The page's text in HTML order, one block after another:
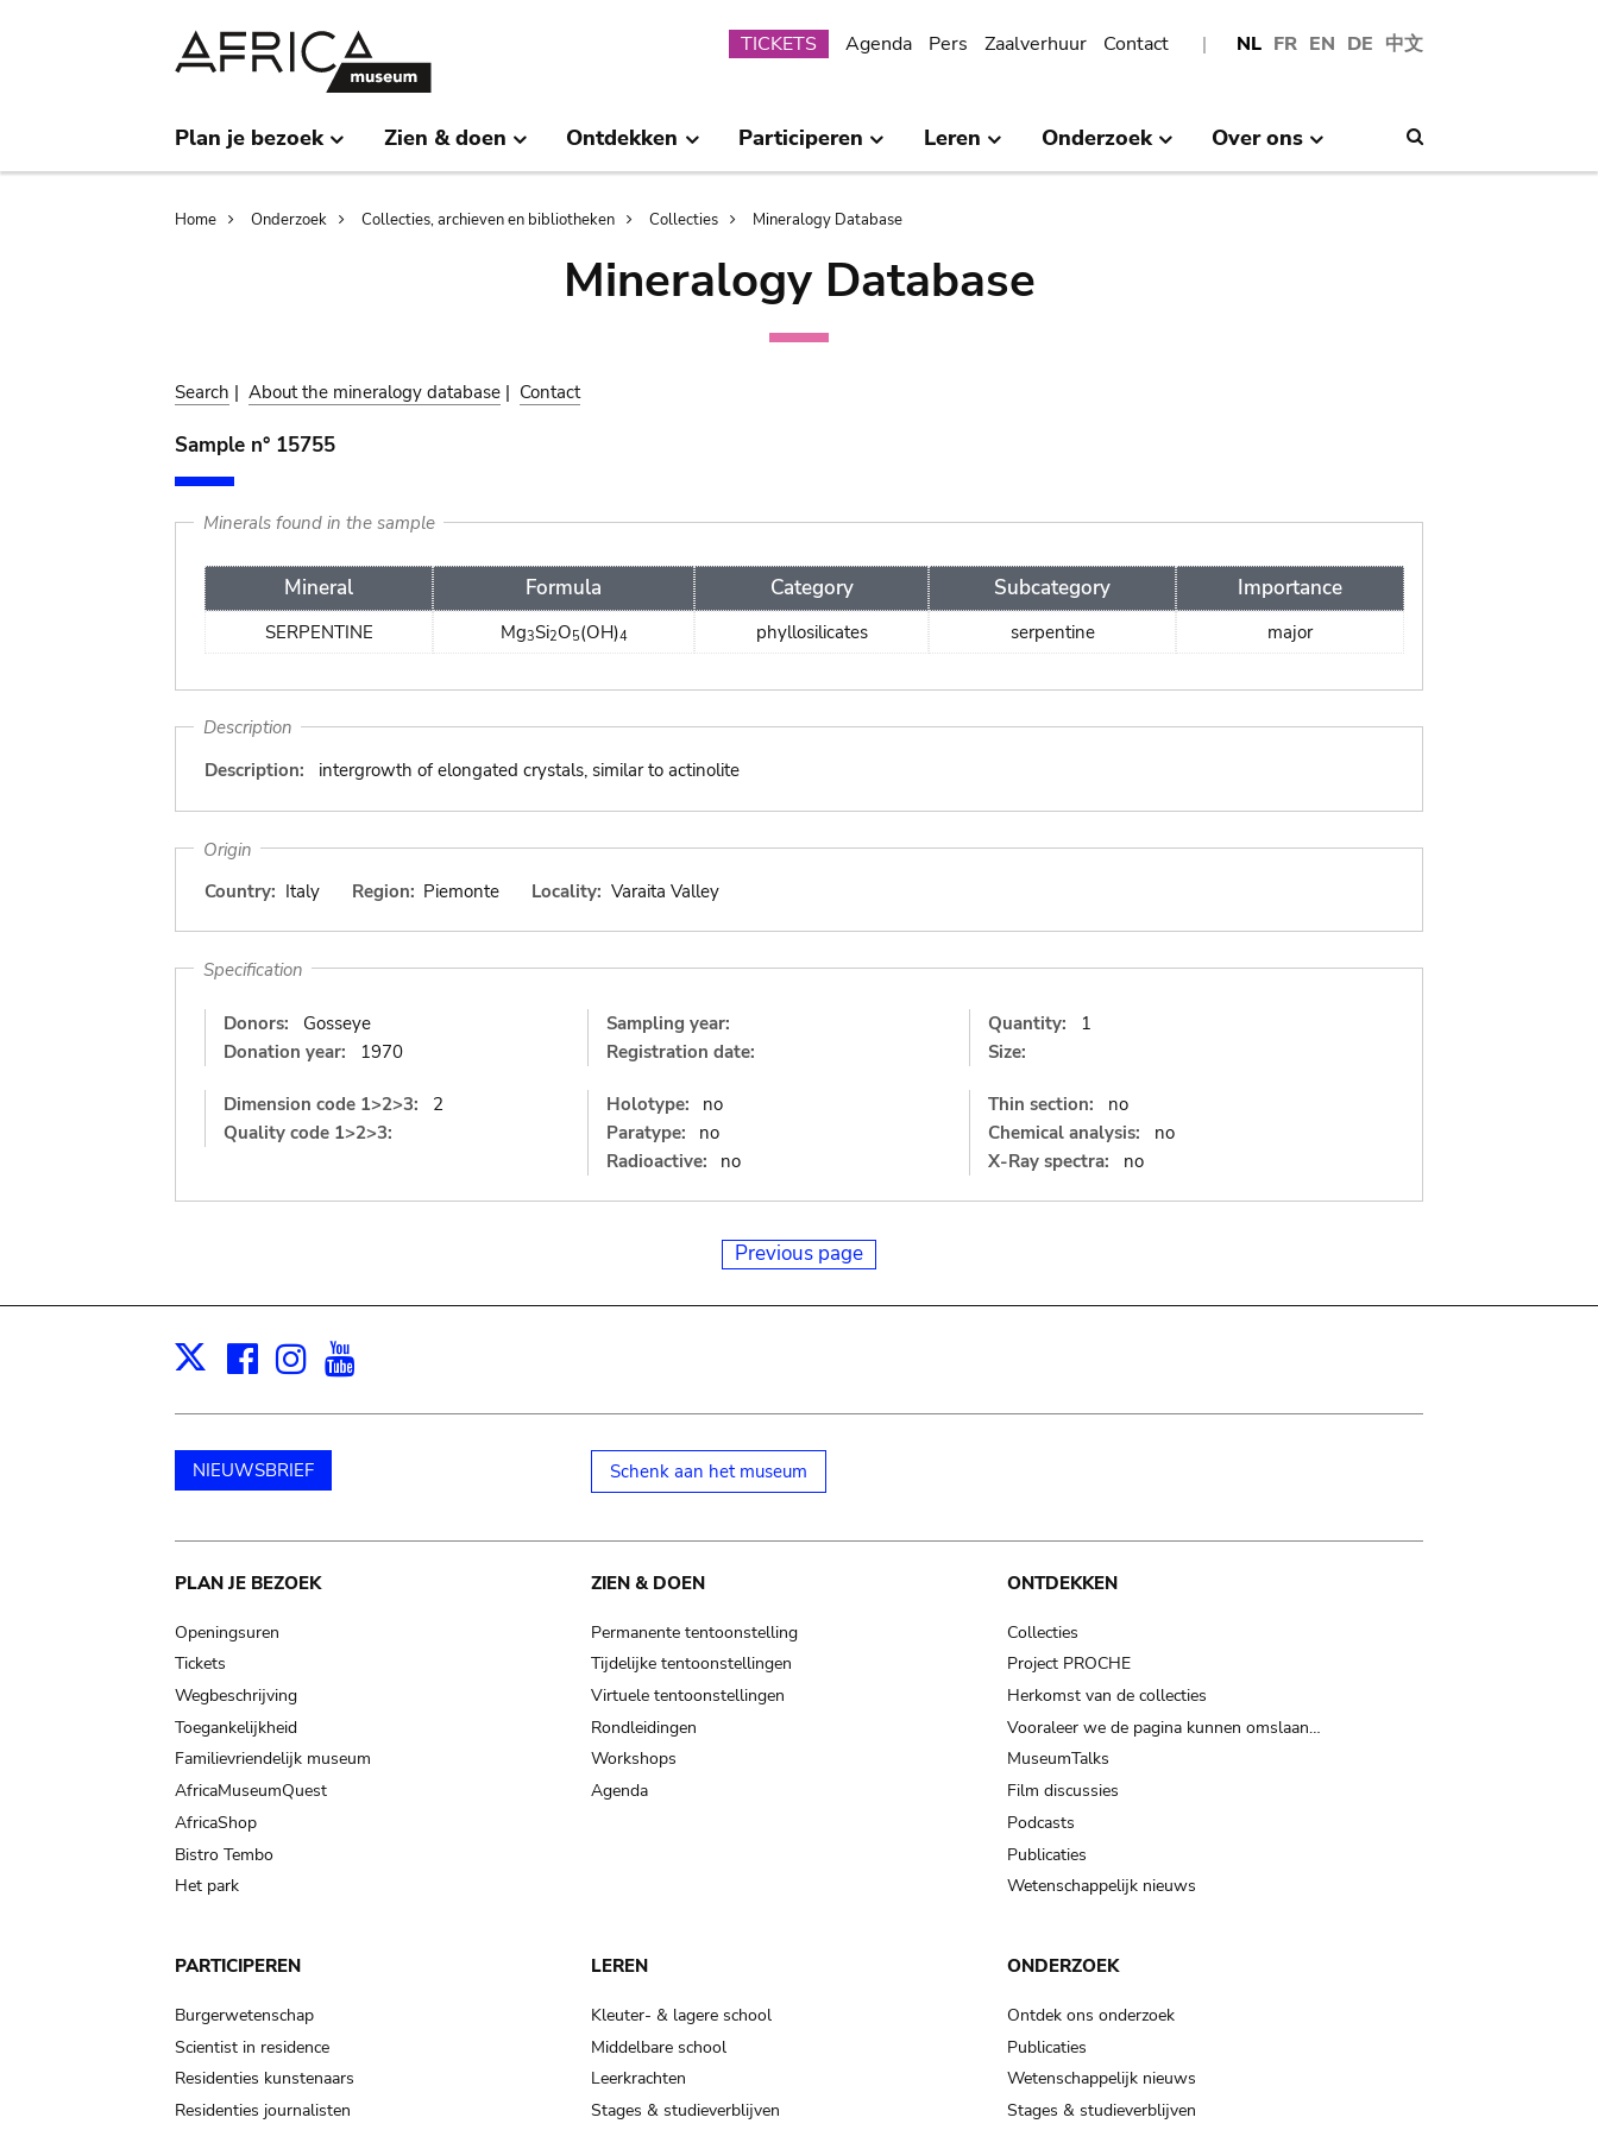
NL FR EN DE 中文
Submenu
TICKETS Agenda Pers Zaalverhuur Contact
Plan je bezoek Zien & doen Ontdekken Participeren Leren Onderzoek Over ons
Breadcrumb
Home Onderzoek Collecties, archieven en bibliotheken Collecties Mineralogy Database
Mineralogy Database
Search | About the mineralogy database | Contact
Sample n° 15755
Minerals found in the sample
Mineral Formula Category Subcategory Importance
SERPENTINE Mg3Si2O5(OH)4 phyllosilicates serpentine major
Description
Description:
intergrowth of elongated crystals, similar to actinolite
Origin
Country: Italy Region: Piemonte Locality: Varaita Valley
Specification
Donors:
Gosseye
Donation year:
1970
Sampling year:
Registration date:
Quantity:
1
Size:
Dimension code 1>2>3:
2
Quality code 1>2>3:
Holotype:
no
Paratype:
no
Radioactive:
no
Thin section:
no
Chemical analysis:
no
X-Ray spectra:
no
Previous page
X Facebook
Instagram
NIEUWSBRIEF Schenk aan het museum
Main
navigation
PLAN JE BEZOEK
Openingsuren
Tickets
Wegbeschrijving
Toegankelijkheid
Familievriendelijk museum
AfricaMuseumQuest
AfricaShop
Bistro Tembo
Het park
ZIEN & DOEN
Permanente tentoonstelling
Tijdelijke tentoonstellingen
Virtuele tentoonstellingen
Rondleidingen
Workshops
Agenda
ONTDEKKEN
Collecties
Project PROCHE
Herkomst van de collecties
Vooraleer we de pagina kunnen omslaan…
MuseumTalks
Film discussies
Podcasts
Publicaties
Wetenschappelijk nieuws
PARTICIPEREN
Burgerwetenschap
Scientist in residence
Residenties kunstenaars
Residenties journalisten
LEREN
Kleuter- & lagere school
Middelbare school
Leerkrachten
Stages & studieverblijven
ONDERZOEK
Ontdek ons onderzoek
Publicaties
Wetenschappelijk nieuws
Stages & studieverblijven